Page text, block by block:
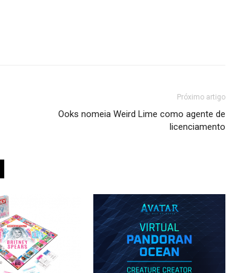
Próximo artigo
Ooks nomeia Weird Lime como agente de
licenciamento